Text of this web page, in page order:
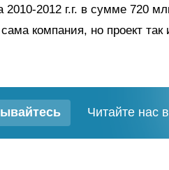
2010-2012 г.г. в сумме 720
компания, но проект
Читайте нас